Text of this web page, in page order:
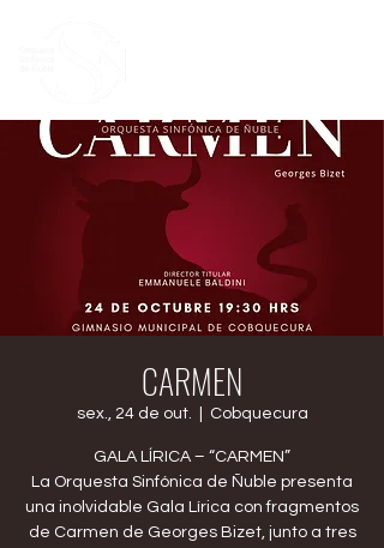
CARMEN
sex., 24 de out. Cobquecura
GALA LÍRICA – “CARMEN”
La Orquesta Sinfónica de Ñuble presenta
una inolvidable Gala Lírica con fragmentos
de Carmen de Georges Bizet, junto a tres